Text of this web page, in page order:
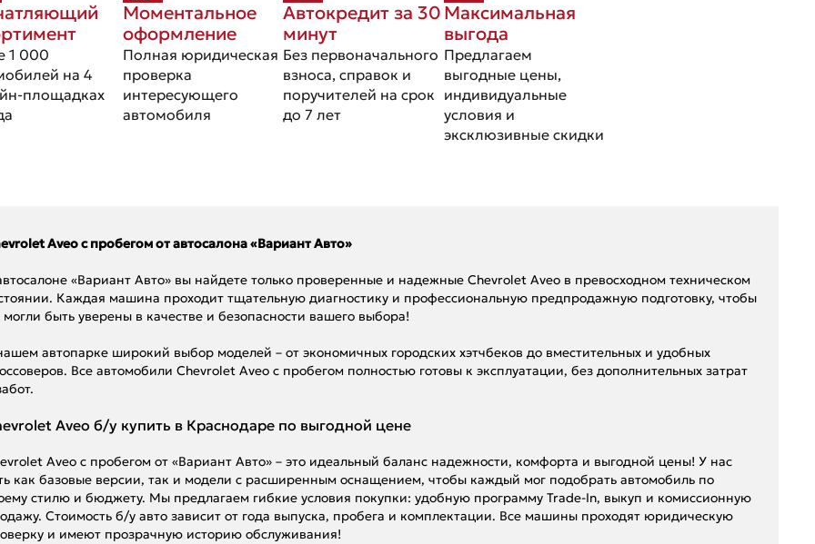
1 000
на 4
площадках
Моментальное
оформление
Полная юридическая
проверка
интересующего
автомобиля
Автокредит за 30
минут
Без первоначального
взноса, справок и
поручителей на срок
до 7 лет
Максимальная
выгода
Предлагаем
выгодные цены,
индивидуальные
условия и
эксклюзивные скидки
Aveo с пробегом от автосалона «Вариант Авто»
«Вариант Авто» вы найдете только проверенные и надежные Chevrolet Aveo в превосходном техническом
Каждая машина проходит тщательную диагностику и профессиональную предпродажную подготовку, чтобы
могли быть уверены в качестве и безопасности вашего выбора!
автопарке широкий выбор моделей – от экономичных городских хэтчбеков до вместительных и удобных
Все автомобили Chevrolet Aveo с пробегом полностью готовы к эксплуатации, без дополнительных затрат
Aveo б/у купить в Краснодаре по выгодной цене
Aveo с пробегом от «Вариант Авто» – это идеальный баланс надежности, комфорта и выгодной цены! У нас
как базовые версии, так и модели с расширенным оснащением, чтобы каждый мог подобрать автомобиль по
стилю и бюджету. Мы предлагаем гибкие условия покупки: удобную программу Trade-In, выкуп и комиссионную
Стоимость б/у авто зависит от года выпуска, пробега и комплектации. Все машины проходят юридическую
и имеют прозрачную историю обслуживания!